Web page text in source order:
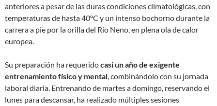
anteriores a pesar de las duras condiciones climatológicas, con
temperaturas de hasta 40ºC y un intenso bochorno durante la
carrera a pie por la orilla del Río Neno, en plena ola de calor
europea.
Su preparación ha requeridocasi un año de exigente
entrenamiento físico y mental, combinándolo con su jornada
laboral diaria. Entrenando de martes a domingo, reservando el
lunes para descansar, ha realizado múltiples sesiones